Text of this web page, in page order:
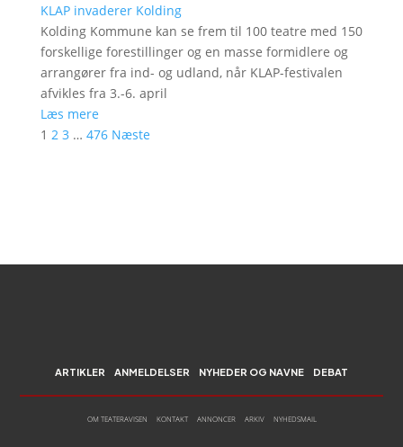
KLAP invaderer Kolding
Kolding Kommune kan se frem til 100 teatre med 150
forskellige forestillinger og en masse formidlere og
arrangører fra ind- og udland, når KLAP-festivalen
afvikles fra 3.-6. april
Læs mere
1 2 3 … 476 Næste
ARTIKLER ANMELDELSER NYHEDER OG NAVNE DEBAT
OM TEATERAVISEN KONTAKT ANNONCER ARKIV NYHEDSMAIL